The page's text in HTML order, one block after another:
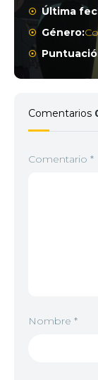
Última
Género:
Comentarios
Comentario *
Nombre *